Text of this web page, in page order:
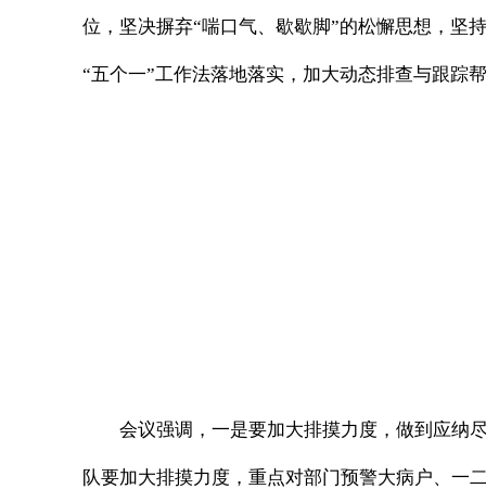
位，坚决摒弃“喘口气、歇歇脚”的松懈思想，坚
“五个一”工作法落地落实，加大动态排查与跟踪
会议强调，一是要加大排摸力度，做到应纳
队要加大排摸力度，重点对部门预警大病户、一